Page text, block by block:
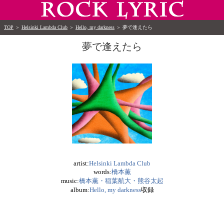
TOP ＞ Helsinki Lambda Club ＞ Hello, my darkness ＞ 夢で逢えたら
夢で逢えたら
artist:Helsinki Lambda Club
words:橋本薫
music:橋本薫・稲葉航大・熊谷太起
album:Hello, my darkness収録